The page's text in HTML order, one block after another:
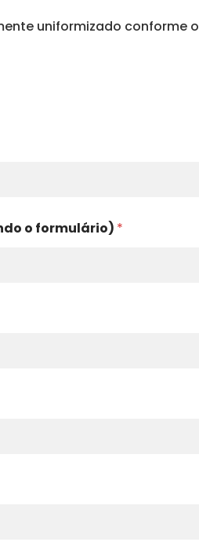
uniformizado conforme o
o formulário) *